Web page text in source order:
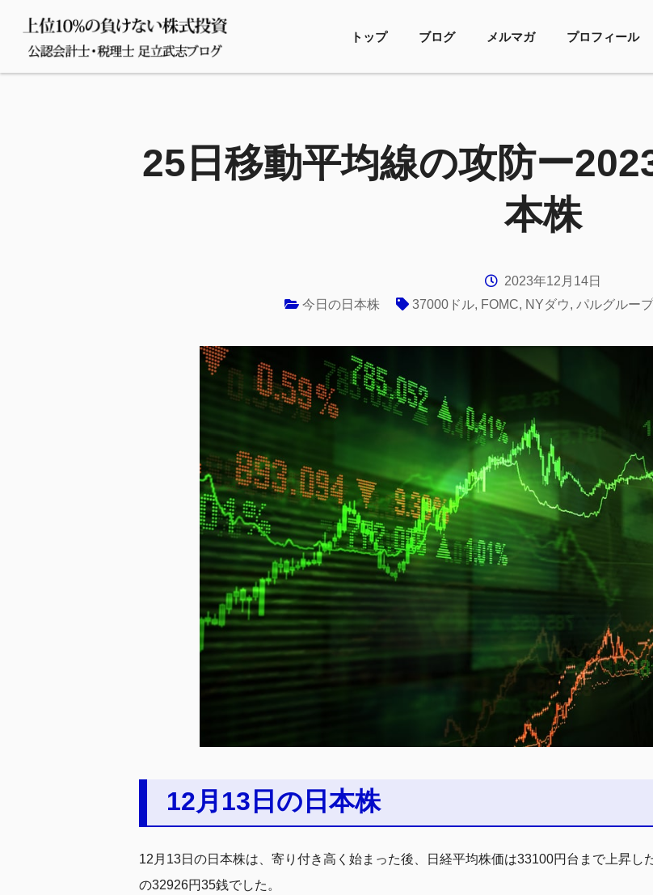
トップ ブログ メルマガ プロフィール
25日移動平均線の攻防ー
本株
2023年12月14日
今日の日本株
37000ドル, FOMC, NYダウ, パルグルー
12月13日の日本株
12月13日の日本株は、寄り付き高く始まった後、日経平均株価は33100円台まで上昇
の32926円35銭でした。